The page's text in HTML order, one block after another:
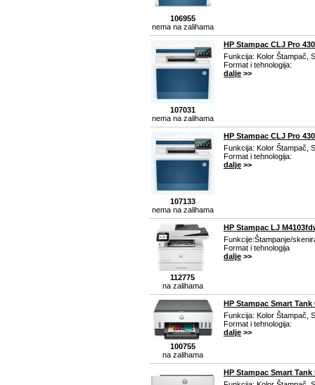
106955
nema na zalihama
107031
nema na zalihama
HP Stampac CLJ Pro
Funkcija: Kolor Štampač,
Format i tehnologija:
dalje >>
107133
nema na zalihama
HP Stampac CLJ Pro
Funkcija: Kolor Štampač,
Format i tehnologija:
dalje >>
112775
na zalihama
HP Stampac LJ
Funkcije:Štampanje/
Format i tehnologija
dalje >>
100755
na zalihama
HP Stampac Smart Tank
Funkcija: Kolor Štampač,
Format i tehnologija:
dalje >>
HP Stampac Smart Tank